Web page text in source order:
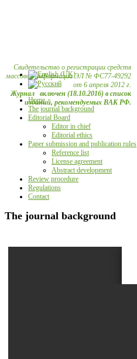
Свидетельство о регистрации средств
массовой информации ЭЛ № ФС77-49292
от 6 апреля 2012 г.
Журнал включен (18.10.2016) в список
изданий, рекомендуемых ВАК РФ.
Home
The journal background
Editorial Board
Editor in chief
Editorial ethics
Paper submission and publication rules
Reference list
License agreement
Abstract development
Review procedure
Regulations
Contact
The journal background